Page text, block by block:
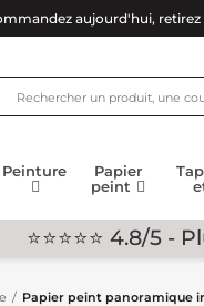
aujourd'hui,
Peinture
Papier
peint
⭐⭐⭐⭐⭐ 4.8/5
Papier peint panoramique